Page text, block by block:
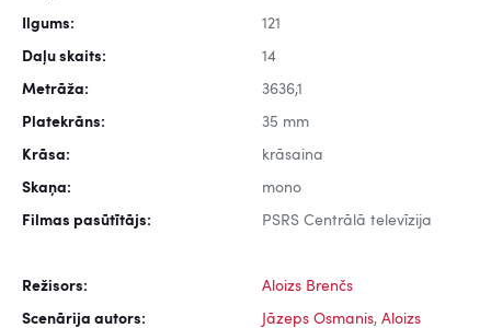
Ilgums: 121
Daļu skaits: 14
Metrāža: 3636,1
Platekrāns: 35 mm
Krāsa: krāsaina
Skaņa: mono
Filmas pasūtītājs: PSRS Centrālā televīzija
Režisors: Aloizs Brenčs
Scenārija autors: Jāzeps Osmanis, Aloizs